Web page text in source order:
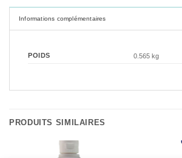
Informations complémentaires
POIDS 0.565 kg
PRODUITS SIMILAIRES